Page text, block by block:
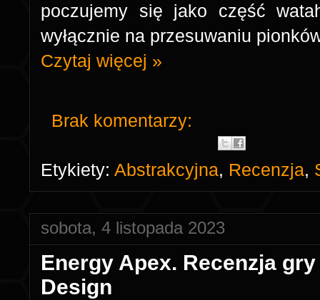
poczujemy się jako część
wyłącznie na przesuwaniu
Czytaj więcej »
Brak komentarzy:
Etykiety: Abstrakcyjna, Recenzja,
sobota, 4 listopada 2023
Energy Apex. Recenzja
Design